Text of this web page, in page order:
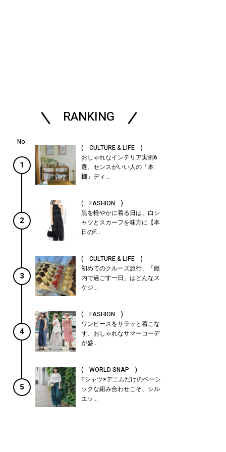
RANKING
1
( CULTURE & LIFE )
おしゃれなインテリア実例6
選。センスがいい人の「本
棚」ディ...
2
( FASHION )
黒を軽やかに着る日は、白シ
ャツとスカーフを味方に【本
日のF...
3
( CULTURE & LIFE )
初めてのクルーズ旅行、「船
内で過ごす一日」はどんなス
ケジ...
4
( FASHION )
ワンピースをサラッと着こな
す、おしゃれなサマーコーデ
が盛...
5
( WORLD SNAP )
Tシャツ×デニムだけのベーシ
ックな組み合わせこそ、シル
エッ...